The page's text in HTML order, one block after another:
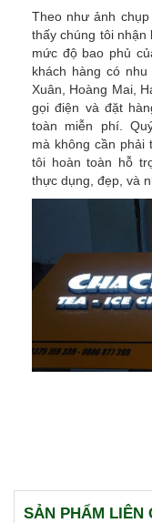
Theo như ảnh
thấy chúng tôi nhận
mức độ bao phủ
khách hàng có
Xuân, Hoàng Mai,
gọi điện và đặt
toàn miễn phí.
mà không cần phải
tôi hoàn toàn hỗ
thực dụng, đẹp, và
SẢN PHẨM LIÊN